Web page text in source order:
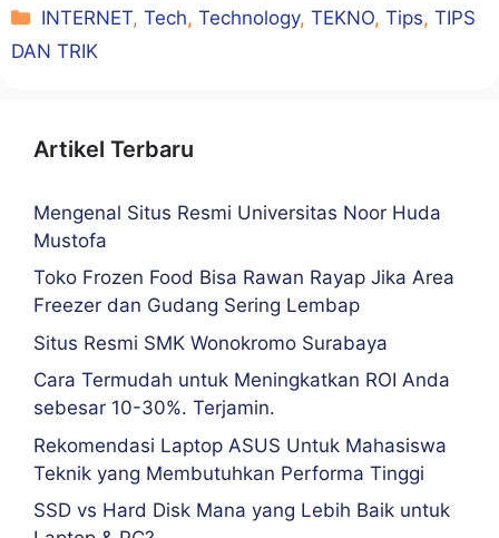
Kategori
INTERNET,Tech,Technology,TEKNO,Tips,TIPS
DAN TRIK
Artikel Terbaru
Mengenal Situs Resmi Universitas Noor Huda
Mustofa
Toko Frozen Food Bisa Rawan Rayap Jika Area
Freezer dan Gudang Sering Lembap
Situs Resmi SMK Wonokromo Surabaya
Cara Termudah untuk Meningkatkan ROI Anda
sebesar 10-30%. Terjamin.
Rekomendasi Laptop ASUS Untuk Mahasiswa
Teknik yang Membutuhkan Performa Tinggi
SSD vs Hard Disk Mana yang Lebih Baik untuk